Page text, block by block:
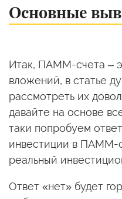
Основные
Итак, ПАММ-счета –
вложений, в статье
рассмотреть их
давайте на основе
таки попробуем
инвестиции в ПАММ-
реальный
Ответ «нет» будет